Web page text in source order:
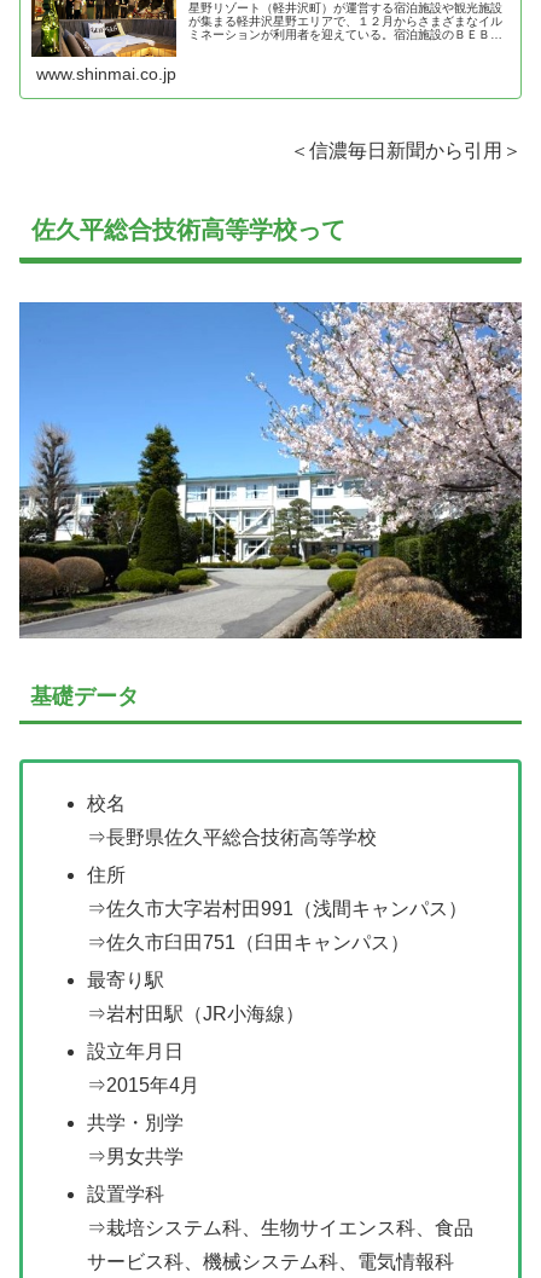
星野リゾート（軽井沢町）が運営する宿泊施設や観光施設
が集まる軽井沢星野エリアで、１２月からさまざまなイル
ミネーションが利用者を迎えている。宿泊施設のＢＥＢ５
www.shinmai.co.jp
＜信濃毎日新聞から引用＞
佐久平総合技術高等学校って
基礎データ
校名
⇒長野県佐久平総合技術高等学校
住所
⇒佐久市大字岩村田991（浅間キャンパス）
⇒佐久市臼田751（臼田キャンパス）
最寄り駅
⇒岩村田駅（JR小海線）
設立年月日
⇒2015年4月
共学・別学
⇒男女共学
設置学科
⇒栽培システム科、生物サイエンス科、食品
サービス科、機械システム科、電気情報科